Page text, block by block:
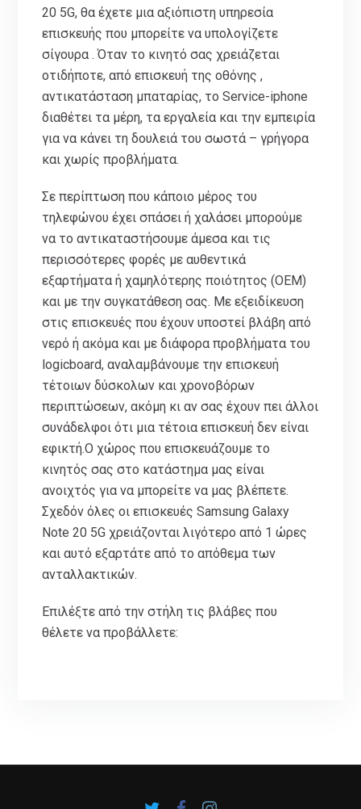
20 5G, θα έχετε μια αξιόπιστη υπηρεσία
επισκευής που μπορείτε να υπολογίζετε
σίγουρα . Όταν το κινητό σας χρειάζεται
οτιδήποτε, από επισκευή της οθόνης ,
αντικατάσταση μπαταρίας, το Service-iphone
διαθέτει τα μέρη, τα εργαλεία και την εμπειρία
για να κάνει τη δουλειά του σωστά – γρήγορα
και χωρίς προβλήματα.
Σε περίπτωση που κάποιο μέρος του
τηλεφώνου έχει σπάσει ή χαλάσει μπορούμε
να το αντικαταστήσουμε άμεσα και τις
περισσότερες φορές με αυθεντικά
εξαρτήματα ή χαμηλότερης ποιότητος (ΟΕΜ)
και με την συγκατάθεση σας. Με εξειδίκευση
στις επισκευές που έχουν υποστεί βλάβη από
νερό ή ακόμα και με διάφορα προβλήματα του
logicboard, αναλαμβάνουμε την επισκευή
τέτοιων δύσκολων και χρονοβόρων
περιπτώσεων, ακόμη κι αν σας έχουν πει άλλοι
συνάδελφοι ότι μια τέτοια επισκευή δεν είναι
εφικτή.Ο χώρος που επισκευάζουμε το
κινητός σας στο κατάστημα μας είναι
ανοιχτός για να μπορείτε να μας βλέπετε.
Σχεδόν όλες οι επισκευές Samsung Galaxy
Note 20 5G χρειάζονται λιγότερο από 1 ώρες
και αυτό εξαρτάτε από το απόθεμα των
ανταλλακτικών.
Επιλέξτε από την στήλη τις βλάβες που
θέλετε να προβάλλετε: